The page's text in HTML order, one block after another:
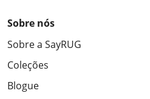
Sobre nós
Sobre a SayRUG
Coleções
Blogue